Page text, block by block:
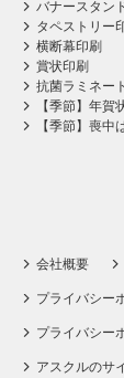
バナースタン
タペストリー
横断幕印刷
賞状印刷
抗菌ラミネー
【季節】年賀
【季節】喪中
会社概要
プライバシー
プライバシー
アスクルのサ